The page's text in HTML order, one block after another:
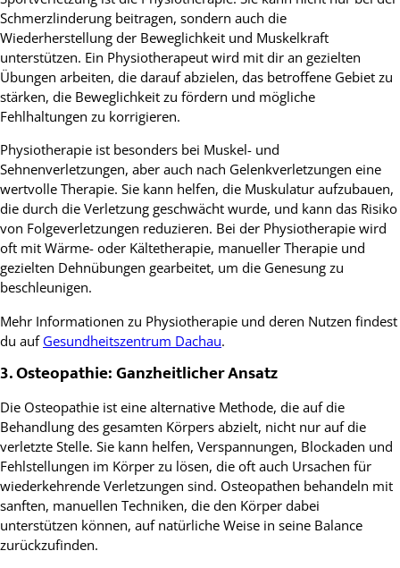
Schmerzlinderung beitragen, sondern auch die
Wiederherstellung der Beweglichkeit und Muskelkraft
unterstützen. Ein Physiotherapeut wird mit dir an gezielten
Übungen arbeiten, die darauf abzielen, das betroffene Gebiet zu
stärken, die Beweglichkeit zu fördern und mögliche
Fehlhaltungen zu korrigieren.
Physiotherapie ist besonders bei Muskel- und
Sehnenverletzungen, aber auch nach Gelenkverletzungen eine
wertvolle Therapie. Sie kann helfen, die Muskulatur aufzubauen,
die durch die Verletzung geschwächt wurde, und kann das Risiko
von Folgeverletzungen reduzieren. Bei der Physiotherapie wird
oft mit Wärme- oder Kältetherapie, manueller Therapie und
gezielten Dehnübungen gearbeitet, um die Genesung zu
beschleunigen.
Mehr Informationen zu Physiotherapie und deren Nutzen findest
du auf Gesundheitszentrum Dachau.
3. Osteopathie: Ganzheitlicher Ansatz
Die Osteopathie ist eine alternative Methode, die auf die
Behandlung des gesamten Körpers abzielt, nicht nur auf die
verletzte Stelle. Sie kann helfen, Verspannungen, Blockaden und
Fehlstellungen im Körper zu lösen, die oft auch Ursachen für
wiederkehrende Verletzungen sind. Osteopathen behandeln mit
sanften, manuellen Techniken, die den Körper dabei
unterstützen können, auf natürliche Weise in seine Balance
zurückzufinden.